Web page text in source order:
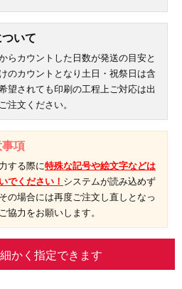
いて
らカウントした日数が発送の目安と
のカウントとなり土日・祝祭日は含
望されても印刷の工程上ご対応は出
注文ください。
項
する際に特殊な記号や絵文字などは
でください！ システムが読み込めず
の場合には再度ご注文し直しとなっ
協力をお願いします。
かく指定できます
る カートへ進む